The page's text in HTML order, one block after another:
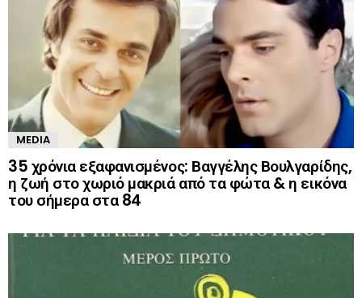
MEDIA
35 χρόνια εξαφανισμένος: Βαγγέλης Βουλγαρίδης,
η ζωή στο χωριό μακριά από τα φώτα & η εικόνα
του σήμερα στα 84